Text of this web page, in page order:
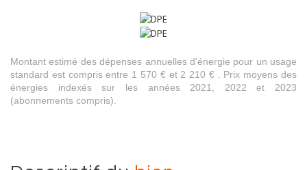
Montant estimé des dépenses annuelles d'énergie pour un usage
standard est compris entre 1 570 € et 2 210 € . Prix moyens des
énergies indexés sur les années 2021, 2022 et 2023
(abonnements compris).